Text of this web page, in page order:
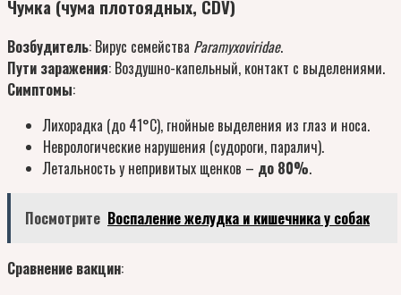
Чумка (чума плотоядных, CDV)
Возбудитель: Вирус семейства Paramyxoviridae.
Пути заражения: Воздушно-капельный, контакт с выделениями.
Симптомы:
Лихорадка (до 41°C), гнойные выделения из глаз и носа.
Неврологические нарушения (судороги, паралич).
Летальность у непривитых щенков – до 80%.
Посмотрите Воспаление желудка и кишечника у собак
Сравнение вакцин: